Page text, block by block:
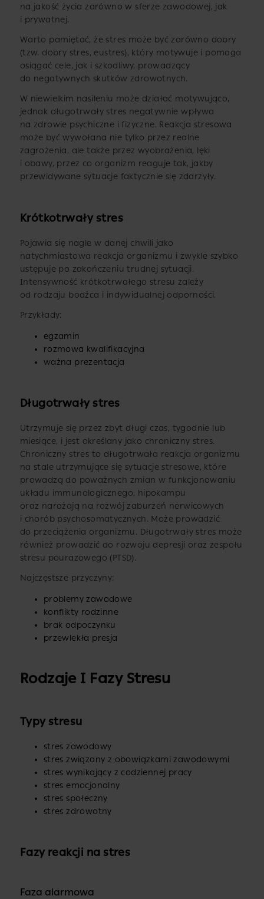
na jakość życia zarówno w sferze zawodowej, jak
i prywatnej.
Warto pamiętać, że stres może być zarówno dobry
(tzw. dobry stres, eustres), który motywuje i pomaga
osiągać cele, jak i szkodliwy, prowadzący
do negatywnych skutków zdrowotnych.
W niewielkim nasileniu może działać motywująco,
jednak długotrwały stres negatywnie wpływa
na zdrowie psychiczne i fizyczne. Reakcja stresowa
może być wywołana nie tylko przez realne
zagrożenia, ale także przez wyobrażenia, lęki
i obawy, przez co organizm reaguje tak, jakby
przewidywane sytuacje faktycznie się zdarzyły.
Krótkotrwały stres
Pojawia się nagle w danej chwili jako
natychmiastowa reakcja organizmu i zwykle szybko
ustępuje po zakończeniu trudnej sytuacji.
Intensywność krótkotrwałego stresu zależy
od rodzaju bodźca i indywidualnej odporności.
Przykłady:
egzamin
rozmowa kwalifikacyjna
ważna prezentacja
Długotrwały stres
Utrzymuje się przez zbyt długi czas, tygodnie lub
miesiące, i jest określany jako chroniczny stres.
Chroniczny stres to długotrwała reakcja organizmu
na stale utrzymujące się sytuacje stresowe, które
prowadzą do poważnych zmian w funkcjonowaniu
układu immunologicznego, hipokampu
oraz narażają na rozwój zaburzeń nerwicowych
i chorób psychosomatycznych. Może prowadzić
do przeciążenia organizmu. Długotrwały stres może
również prowadzić do rozwoju depresji oraz zespołu
stresu pourazowego (PTSD).
Najczęstsze przyczyny:
problemy zawodowe
konflikty rodzinne
brak odpoczynku
przewlekła presja
Rodzaje I Fazy Stresu
Typy stresu
stres zawodowy
stres związany z obowiązkami zawodowymi
stres wynikający z codziennej pracy
stres emocjonalny
stres społeczny
stres zdrowotny
Fazy reakcji na stres
Faza alarmowa